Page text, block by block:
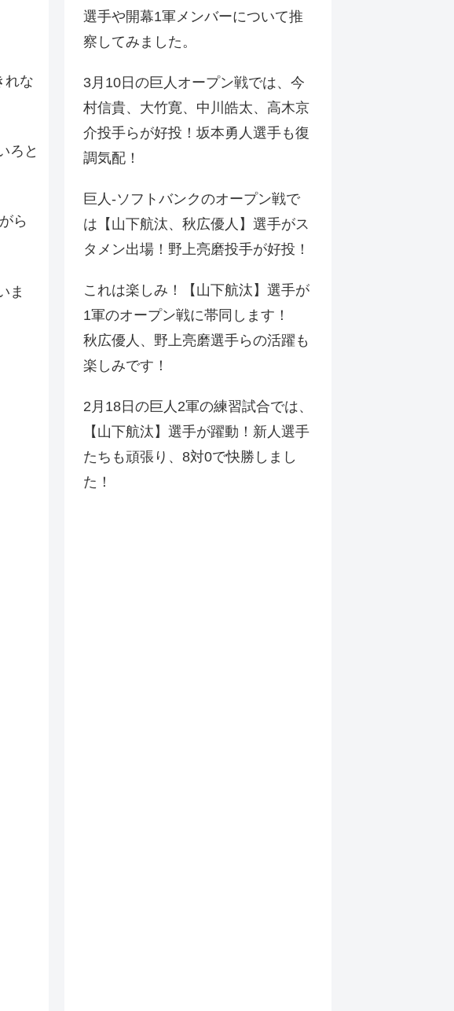
れな
ろと
ら
ま
選手や開幕1軍メンバーについて推
察してみました。
3月10日の巨人オープン戦では、今
村信貴、大竹寛、中川皓太、高木京
介投手らが好投！坂本勇人選手も復
調気配！
巨人-ソフトバンクのオープン戦で
は【山下航汰、秋広優人】選手がス
タメン出場！野上亮磨投手が好投！
これは楽しみ！【山下航汰】選手が
1軍のオープン戦に帯同します！
秋広優人、野上亮磨選手らの活躍も
楽しみです！
2月18日の巨人2軍の練習試合では、
【山下航汰】選手が躍動！新人選手
たちも頑張り、8対0で快勝しまし
た！